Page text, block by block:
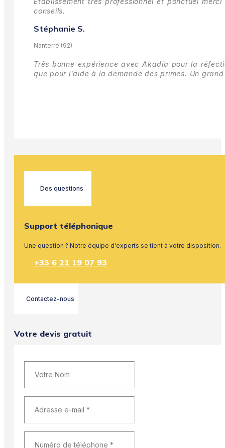
conseils.
Stéphanie S.
Nanterre (92)
Très bonne expérience avec Akadia pour la
que pour l'aide à la demande des primes. Un
Des questions
Support téléphonique
Une question ? Notre équipe d'experts se tient à votre disposition.
+33 6 21 19 07 93
Contactez-nous
Votre devis gratuit